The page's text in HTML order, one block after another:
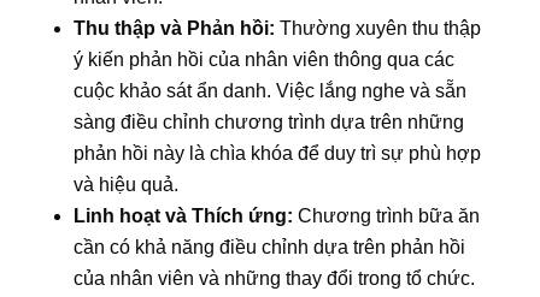
Thu thập và Phản hồi: Thường xuyên thu thập
ý kiến phản hồi của nhân viên thông qua các
cuộc khảo sát ẩn danh. Việc lắng nghe và sẵn
sàng điều chỉnh chương trình dựa trên những
phản hồi này là chìa khóa để duy trì sự phù hợp
và hiệu quả.
Linh hoạt và Thích ứng: Chương trình bữa ăn
cần có khả năng điều chỉnh dựa trên phản hồi
của nhân viên và những thay đổi trong tổ chức.